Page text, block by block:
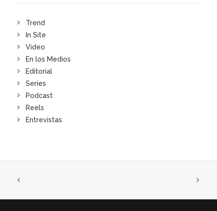
Trend
In Site
Video
En los Medios
Editorial
Series
Podcast
Reels
Entrevistas